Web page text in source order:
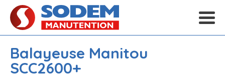
Balayeuse Manitou
SCC2600+